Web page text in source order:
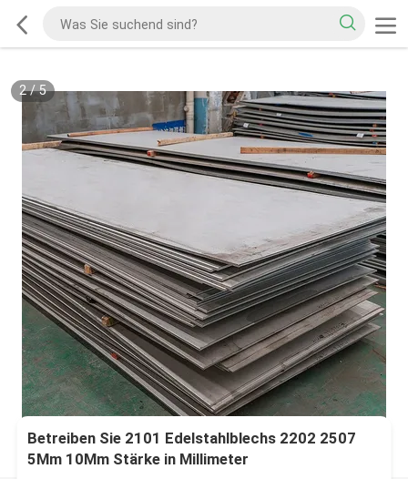
2/5
Betreiben Sie 2101 Edelstahlblechs 2202 2507
5Mm 10Mm Stärke in Millimeter